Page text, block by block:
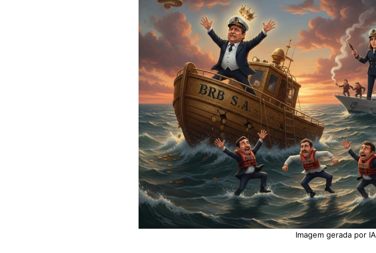
Imagem gerada por IA